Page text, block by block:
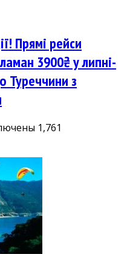
Прямі рейси
3900₴ у липні-
Туреччини з
1,761